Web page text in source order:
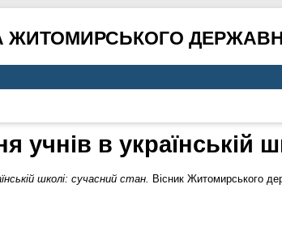
ЖИТОМИРСЬКОГО
учнів в українській
школі: сучасний стан. Вісник Житомирського